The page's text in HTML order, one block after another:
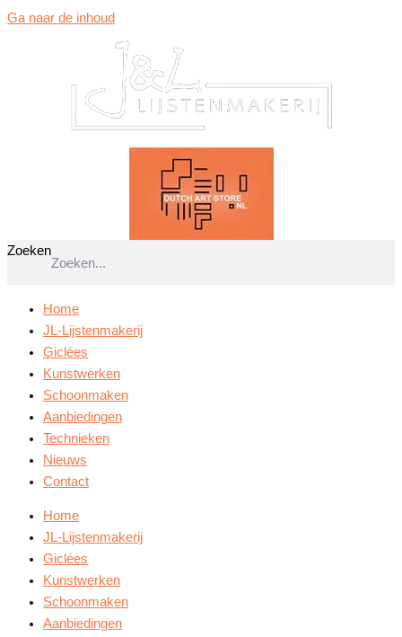
Ga naar de inhoud
Zoeken
Home
JL-Lijstenmakerij
Giclées
Kunstwerken
Schoonmaken
Aanbiedingen
Technieken
Nieuws
Contact
Home
JL-Lijstenmakerij
Giclées
Kunstwerken
Schoonmaken
Aanbiedingen